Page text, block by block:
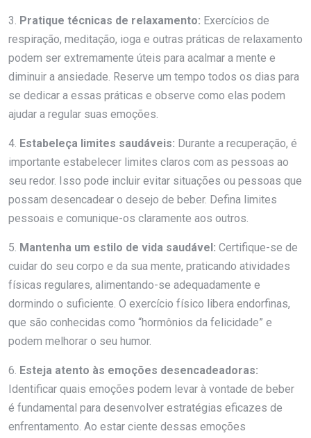
3. Pratique técnicas de relaxamento: Exercícios de
respiração, meditação, ioga e outras práticas de relaxamento
podem ser extremamente úteis para acalmar a mente e
diminuir a ansiedade. Reserve um tempo todos os dias para
se dedicar a essas práticas e observe como elas podem
ajudar a regular suas emoções.
4. Estabeleça limites saudáveis: Durante a recuperação, é
importante estabelecer limites claros com as pessoas ao
seu redor. Isso pode incluir evitar situações ou pessoas que
possam desencadear o desejo de beber. Defina limites
pessoais e comunique-os claramente aos outros.
5. Mantenha um estilo de vida saudável: Certifique-se de
cuidar do seu corpo e da sua mente, praticando atividades
físicas regulares, alimentando-se adequadamente e
dormindo o suficiente. O exercício físico libera endorfinas,
que são conhecidas como “hormônios da felicidade” e
podem melhorar o seu humor.
6. Esteja atento às emoções desencadeadoras:
Identificar quais emoções podem levar à vontade de beber
é fundamental para desenvolver estratégias eficazes de
enfrentamento. Ao estar ciente dessas emoções